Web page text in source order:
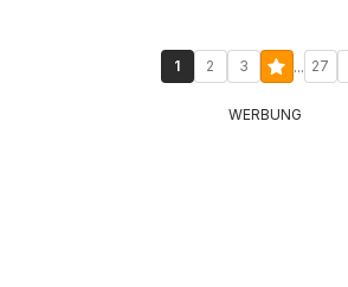
1 2 3 ... 27
WERBUNG